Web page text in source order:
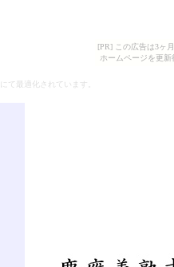
[PR] この広告は3ヶ
ホームページを更
にて最適化されています。